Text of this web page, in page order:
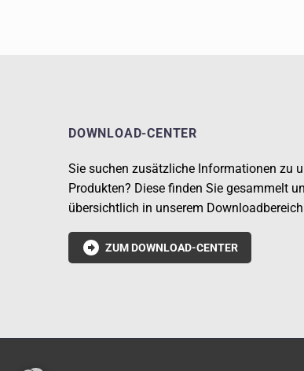
DOWNLOAD-CENTER
Sie suchen zusätzliche Informationen zu
Produkten? Diese finden Sie gesammelt
übersichtlich in unserem
 ZUM DOWNLOAD-CENTER